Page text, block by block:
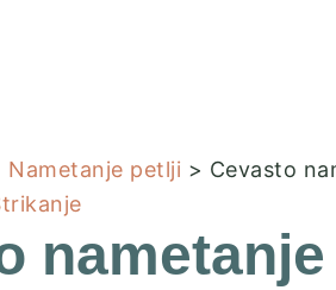
Nametanje petlji > Cevasto